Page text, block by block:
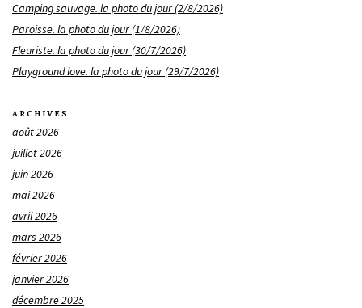
Camping sauvage. la photo du jour (2/8/2026)
Paroisse. la photo du jour (1/8/2026)
Fleuriste. la photo du jour (30/7/2026)
Playground love. la photo du jour (29/7/2026)
ARCHIVES
août 2026
juillet 2026
juin 2026
mai 2026
avril 2026
mars 2026
février 2026
janvier 2026
décembre 2025